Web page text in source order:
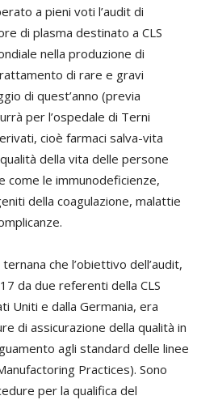
a pieni voti l’audit di
di plasma destinato a CLS
nella produzione di
di rare e gravi
di quest’anno (previa
per l’ospedale di Terni
cioè farmaci salva-vita
della vita delle persone
le immunodeficienze,
della coagulazione, malattie
che l’obiettivo dell’audit,
da due referenti della CLS
Uniti e dalla Germania, era
di assicurazione della qualità in
agli standard delle linee
Practices). Sono
per la qualifica del